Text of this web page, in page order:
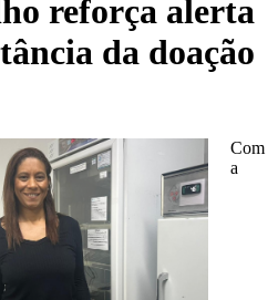
reforça alerta
da doação
Com
a